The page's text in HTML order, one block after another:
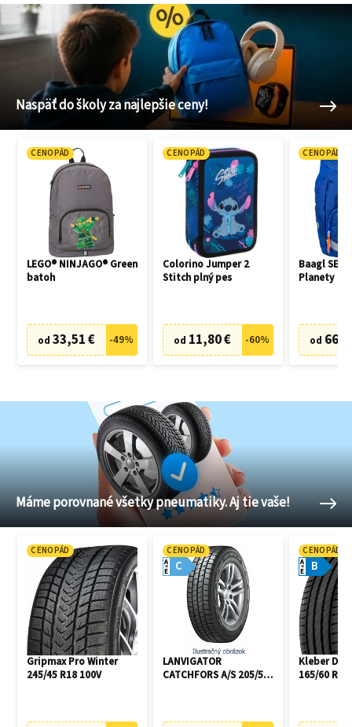
Naspäť do školy za najlepšie ceny!
CENOPÁD
LEGO® NINJAGO® Green
batoh
od 33,51 € -49%
CENOPÁD
Colorino Jumper 2
Stitch plný pes
od 11,80 € -60%
CENOPÁD
Baagl SET
Planety
od
Máme porovnané všetky pneumatiky. Aj tie vaše!
CENOPÁD
Gripmax Pro Winter
245/45 R18 100V
CENOPÁD
C
A
E
LANVIGATOR
CATCHFORS A/S 205/55
CENOPÁD
B
A
E
Kleber
165/60 R14